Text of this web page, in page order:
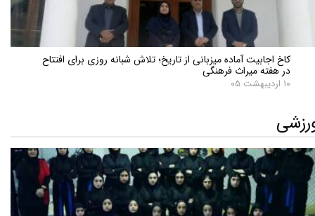
کاخ اجابیت آماده میزبانی از تاریخ؛ تلاش شبانه روزی برای افتتاح
در هفته میراث فرهنگی
۱۰ اردیبهشت ۰۵